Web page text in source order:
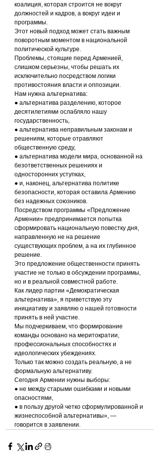
коалиция, которая строится не вокруг
должностей и кадров, а вокруг идеи и
программы.
Этот новый подход может стать важным
поворотным моментом в национальной
политической культуре.
Проблемы, стоящие перед Арменией,
слишком серьезны, чтобы решать их
исключительно посредством логики
противостояния власти и оппозиции.
Нам нужна альтернатива:
● альтернатива разделению, которое
десятилетиями ослабляло нашу
государственность,
● альтернатива неправильным законам и
решениям, которые отравляют
общественную среду,
● альтернатива модели мира, основанной на
безответственных решениях и
односторонних уступках,
● и, наконец, альтернатива политике
безопасности, которая оставила Армению
без надежных союзников.
Посредством программы «Предложение
Армении» предпринимается попытка
сформировать национальную повестку дня,
направленную не на решение
существующих проблем, а на их глубинное
решение.
Это предложение общественности принять
участие не только в обсуждении программы,
но и в реальной совместной работе.
Как лидер партии «Демократическая
альтернатива», я приветствую эту
инициативу и заявляю о нашей готовности
принять в ней участие.
Мы подчеркиваем, что формирование
команды основано на меритократии,
профессиональных способностях и
идеологических убеждениях.
Только так можно создать реальную, а не
формальную альтернативу.
Сегодня Армении нужны выборы:
● не между старыми ошибками и новыми
опасностями,
● в пользу другой четко сформулированной и
жизнеспособной альтернативы», —
говорится в заявлении.